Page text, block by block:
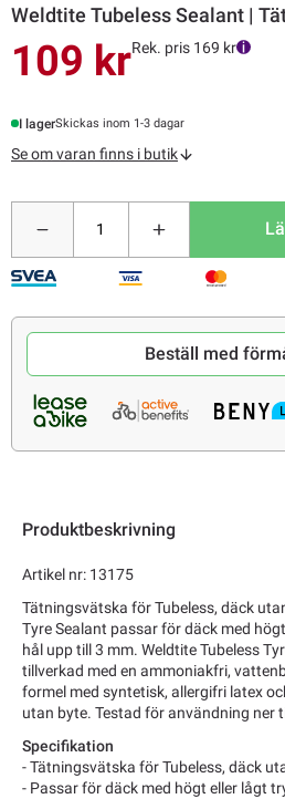
Weldtite Tubeless Sealant |
109 krRek. pris 169 kr
I lagerSkickas inom 1-3 dagar
Se om varan finns i butik
Beställ med
Produktbeskrivning
Artikel nr: 13175
Tätningsvätska för Tubeless, däck
Tyre Sealant passarför däck med högt
hål upp till 3 mm. Weldtite Tubeless
tillverkad med en ammoniakfri,
formel med syntetisk, allergifri latex
utan byte. Testad för användning ner
Specifikation
- Tätningsvätska för Tubeless, däck
- Passar för däck med högt eller lågt